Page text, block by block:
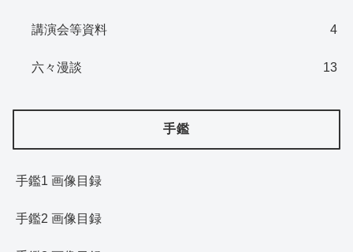
講演会等資料 4
六々漫談 13
手鑑
手鑑1 画像目録
手鑑2 画像目録